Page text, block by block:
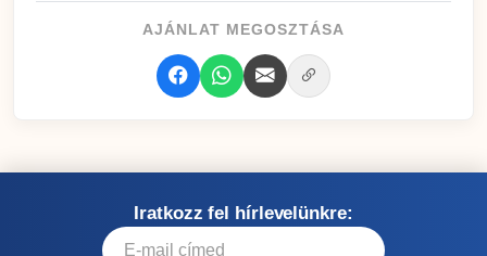
AJÁNLAT MEGOSZTÁSA
Iratkozz fel hírlevelünkre: